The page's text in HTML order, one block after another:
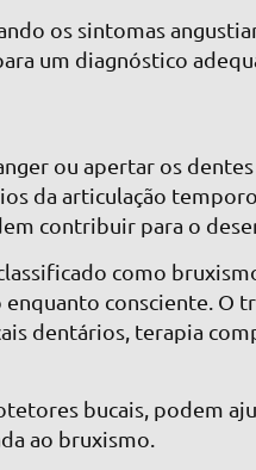
os sintomas
um diagnóstico
ou apertar os
da articulação
contribuir para o
como
consciente. O
dentários, terapia
bucais, podem
ao bruxismo.